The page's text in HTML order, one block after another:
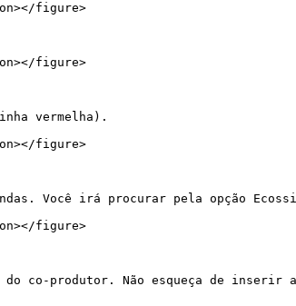
figure>
figure>
vermelha).
figure>
Você irá procurar pela opção
figure>
do co-produtor. Não esqueça de